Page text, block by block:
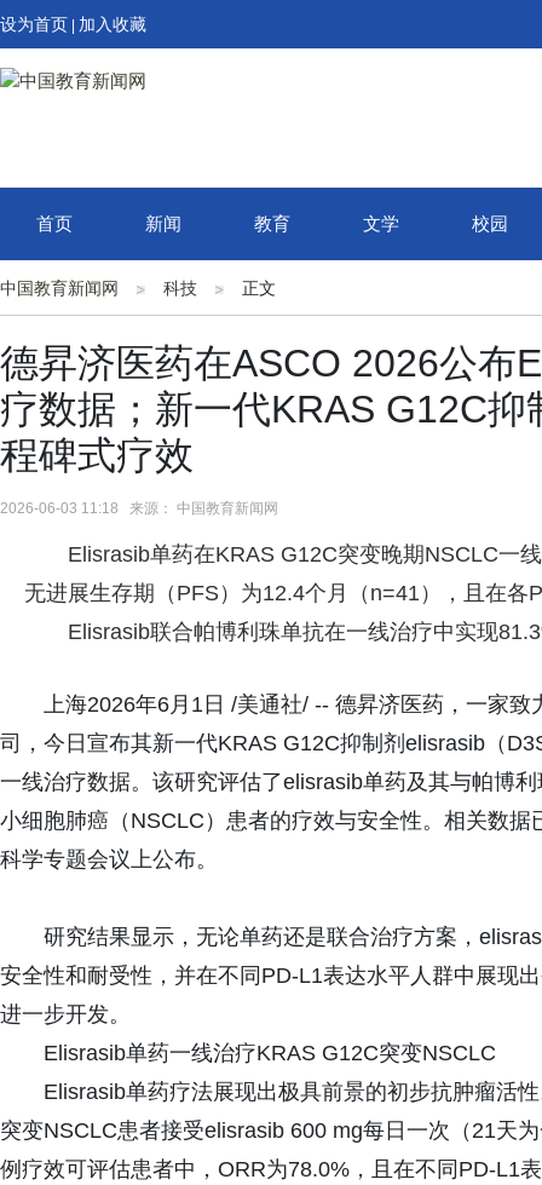
设为首页 加入收藏
首页 新闻 教育 文学 校园
中国教育新闻网 科技 正文
德昇济医药在ASCO 2026公布
疗数据；新一代KRAS G12C
程碑式疗效
2026-06-03 11:18 来源： 中国教育新闻网
Elisrasib单药在KRAS G12C突变晚期NSCLC一
无进展生存期（PFS）为12.4个月（n=41），且在各
Elisrasib联合帕博利珠单抗在一线治疗中实现
上海2026年6月1日 /美通社/ -- 德昇济医药，一家
司，今日宣布其新一代KRAS G12C抑制剂elisrasib（
一线治疗数据。该研究评估了elisrasib单药及其与帕博
小细胞肺癌（NSCLC）患者的疗效与安全性。相关数
科学专题会议上公布。
研究结果显示，无论单药还是联合治疗方案，
安全性和耐受性，并在不同PD-L1表达水平人群中展现
进一步开发。
Elisrasib单药一线治疗KRAS G12C突变NSCLC
Elisrasib单药疗法展现出极具前景的初步抗肿瘤活
突变NSCLC患者接受elisrasib 600 mg每日一次（21天
例疗效可评估患者中，ORR为78.0%，且在不同PD-L1